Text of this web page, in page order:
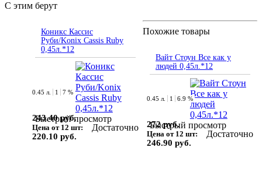
С этим берут
Коникс Кассис
Руби/Konix Cassis Ruby
0,45л.*12
Быстрый просмотр
0.45 л. 1 7 %
243.40 руб.
Цена от 12 шт:
220.10 руб.
Достаточно
Похожие товары
Вайт Стоун Все как у
людей 0,45л.*12
Быстрый просмотр
0.45 л. 1 6.9 %
272 руб.
Цена от 12 шт:
246.90 руб.
Достаточно